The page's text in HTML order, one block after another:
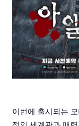
이번에 출시되는